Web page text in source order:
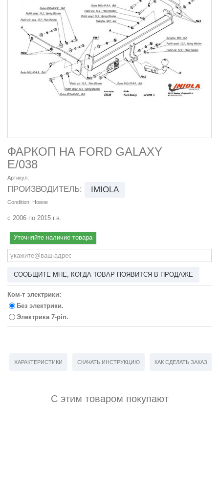
ФАРКОП НА FORD GALAXY
E/038
Артикул:
ПРОИЗВОДИТЕЛЬ: IMIOLA
Condition: Новое
с 2006 по 2015 г.в.
Уточняйте наличие товара
СООБЩИТЕ МНЕ, КОГДА ТОВАР ПОЯВИТСЯ В ПРОДАЖЕ
Ком-т электрики:
Без электрики.
Электрика 7-pin.
ХАРАКТЕРИСТИКИ СКАЧАТЬ ИНСТРУКЦИЮ КАК СДЕЛАТЬ ЗАКАЗ
С этим товаром покупают